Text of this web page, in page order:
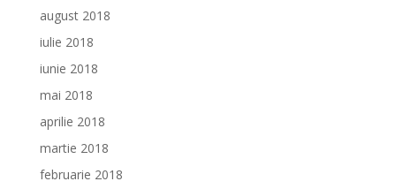
august 2018
iulie 2018
iunie 2018
mai 2018
aprilie 2018
martie 2018
februarie 2018